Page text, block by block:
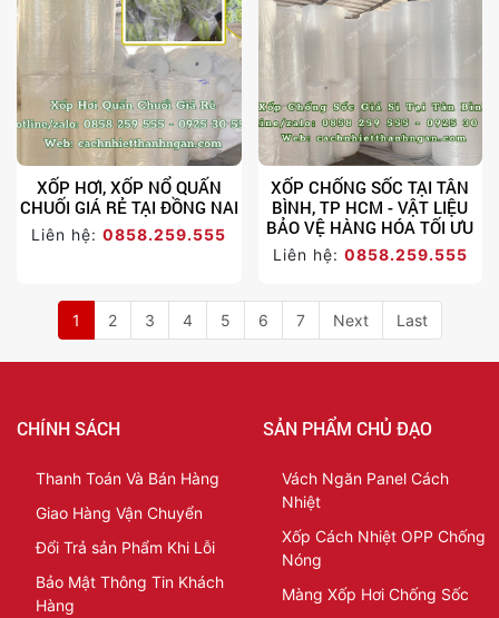
XỐP HƠI, XỐP NỔ QUẤN
CHUỐI GIÁ RẺ TẠI ĐỒNG NAI
Liên hệ:0858.259.555
XỐP CHỐNG SỐC TẠI TÂN
BÌNH, TP HCM - VẬT LIỆU
BẢO VỆ HÀNG HÓA TỐI ƯU
Liên hệ: 0858.259.555
1 2 3 4 5 6 7 Next Last
CHÍNH SÁCH
Thanh Toán Và Bán Hàng
Giao Hàng Vận Chuyển
Đổi Trả sản Phẩm Khi Lỗi
Bảo Mật Thông Tin Khách
Hàng
SẢN PHẨM CHỦ ĐẠO
Vách Ngăn Panel Cách
Nhiệt
Xốp Cách Nhiệt OPP Chống
Nóng
Màng Xốp Hơi Chống Sốc